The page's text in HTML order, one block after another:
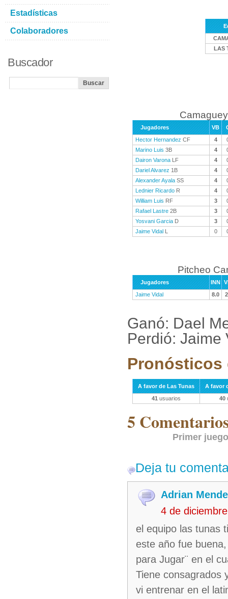
LAS
Jugadores VB
Hector Hernandez CF 4
Marino Luis 3B 4
Dairon Varona LF 4
Dariel Alvarez 1B 4
Alexander Ayala SS 4
Lednier Ricardo R 4
William Luis RF 3
Rafael Lastre 2B 3
Yosvani Garcia D 3
Jaime Vidal L 0
Pitcheo
Jugadores INN
Jaime Vidal
8.0
Ganó: Dael
Perdió: Jaime
Pronósticos
A favor de Las Tunas
A favor
41 usuarios 40
5
Primer
Deja tu
Adrian
4 de
el equipo las tunas
este año fue
para Jugar¨ en el
Tiene consagrados
vi entrenar en el
Estadísticas
Colaboradores
Buscador